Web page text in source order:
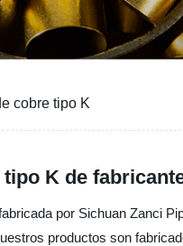
cobre tipo K
tipo K de
por Sichuan Zanci
productos son